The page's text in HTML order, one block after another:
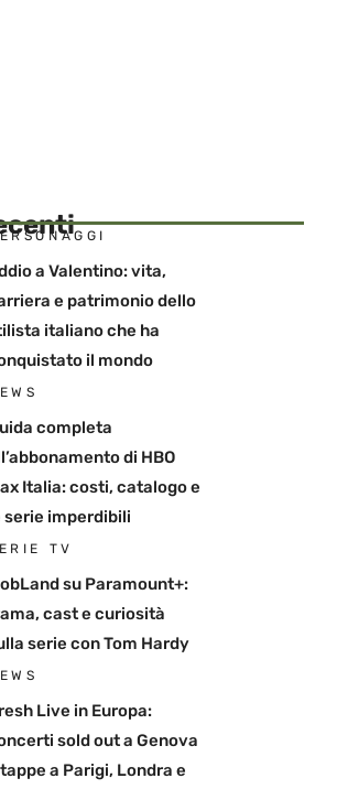
a Valentino: vita,
e patrimonio dello
italiano che ha
il mondo
completa
di HBO
Italia: costi, catalogo e
serie imperdibili
TV
su Paramount+:
cast e curiosità
serie con Tom Hardy
Live in Europa:
sold out a Genova
a Parigi, Londra e